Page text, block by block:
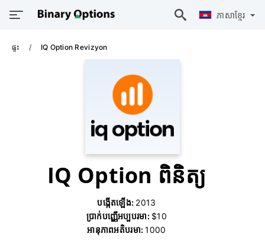
ភាសាខ្មែរ
ផ្ទះ IQ Option Revizyon
IQ Option ពិនិត្យ
បង្កើតឡើង: 2013
ប្រាក់បញ្ញើអប្បបរមា: $10
អានុភាពអតិបរមា:1000